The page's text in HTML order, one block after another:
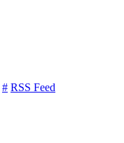
# RSS Feed